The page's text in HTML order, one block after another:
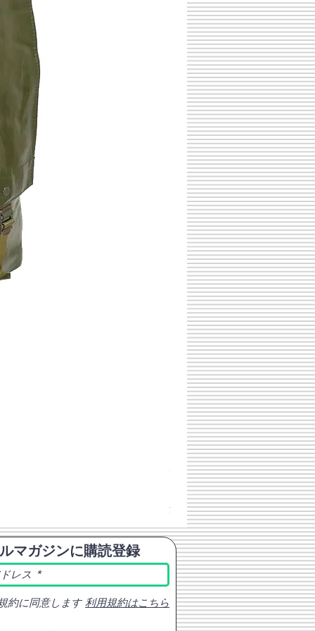
チェコスロバキア軍 連邦共
価格
￥398
消費税込み
マガジンに購読登録
約に同意します 利用規約はこちら